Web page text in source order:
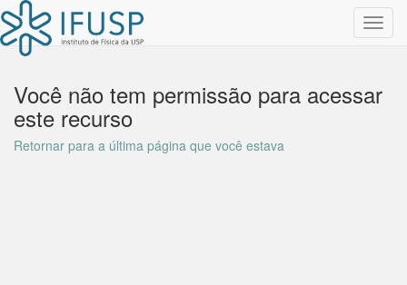
Você não tem permissão para acessar
este recurso
Retornar para a última página que você estava